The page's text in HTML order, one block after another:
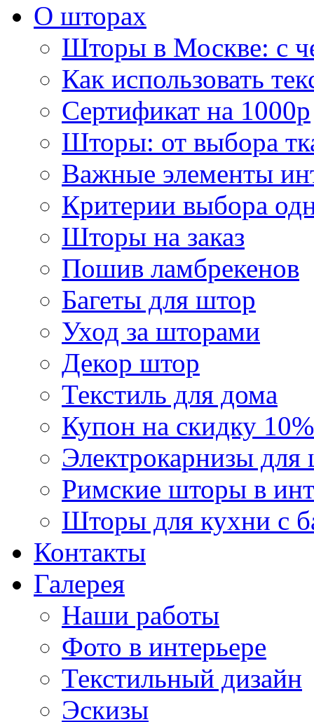
О шторах
Шторы в Москве: с
Как использовать
Сертификат на 1000р
Шторы: от выбора
Важные элементы
Критерии выбора
Шторы на заказ
Пошив ламбрекенов
Багеты для штор
Уход за шторами
Декор штор
Текстиль для дома
Купон на скидку 10%
Электрокарнизы для
Римские шторы в
Шторы для кухни с
Контакты
Галерея
Наши работы
Фото в интерьере
Текстильный дизайн
Эскизы